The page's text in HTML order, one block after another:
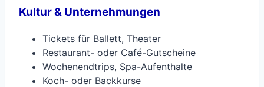
Kultur & Unternehmungen
Tickets für Ballett, Theater
Restaurant- oder Café-Gutscheine
Wochenendtrips, Spa-Aufenthalte
Koch- oder Backkurse